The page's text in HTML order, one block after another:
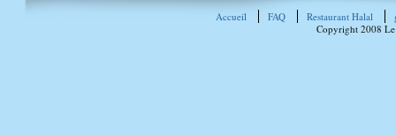
Accueil FAQ Restaurant Halal
Copyright 2008